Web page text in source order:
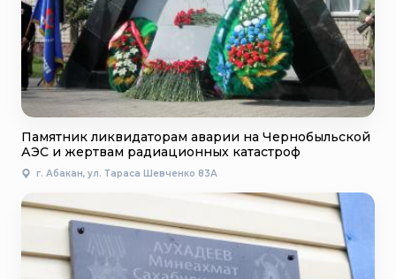
Памятник ликвидаторам аварии на Чернобыльской
АЭС и жертвам радиационных катастроф
г. Абакан, ул. Тараса Шевченко 83А